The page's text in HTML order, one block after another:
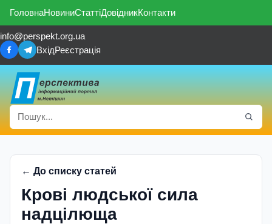
ГоловнаНовиниСтаттіДовідникКонтакти
info@perspekt.org.ua
ВхідРеєстрація
← До списку статей
Крові людської сила
надцілюща